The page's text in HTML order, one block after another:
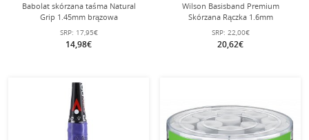
Babolat skórzana taśma Natural
Grip 1.45mm brązowa
SRP: 17,95€
14,98€
Wilson Basisband Premium
Skórzana Rączka 1.6mm
(gładka/bezpośrednie uczucie
chwytu) czarna - 1 sztuka
SRP: 22,00€
20,62€